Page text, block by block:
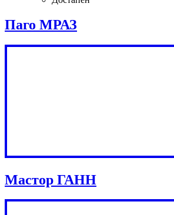
Паго МРАЗ
Мастор ГАНН